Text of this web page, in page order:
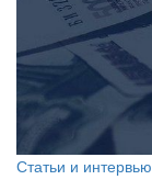
Статьи и интервью